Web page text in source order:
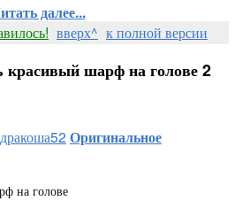
далее...
вверх^ к полной версии
красивый шарф на голове 2
дракоша52Оригинальное
на голове